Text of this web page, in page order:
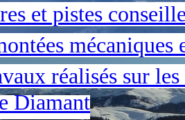
et pistes
mécaniques
réalisés sur
Diamant